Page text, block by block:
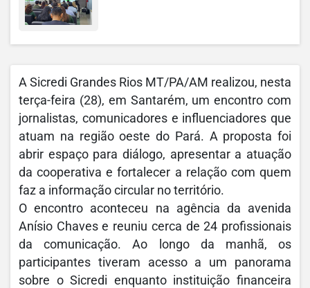
A Sicredi Grandes Rios MT/PA/AM realizou, nesta
terça-feira (28), em Santarém, um encontro com
jornalistas, comunicadores e influenciadores que
atuam na região oeste do Pará. A proposta foi
abrir espaço para diálogo, apresentar a atuação
da cooperativa e fortalecer a relação com quem
faz a informação circular no território.
O encontro aconteceu na agência da avenida
Anísio Chaves e reuniu cerca de 24 profissionais
da comunicação. Ao longo da manhã, os
participantes tiveram acesso a um panorama
sobre o Sicredi enquanto instituição financeira